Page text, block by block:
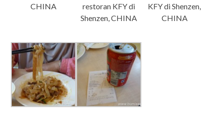
CHINA
restoran KFY di
Shenzen, CHINA
KFY di Shenzen,
CHINA